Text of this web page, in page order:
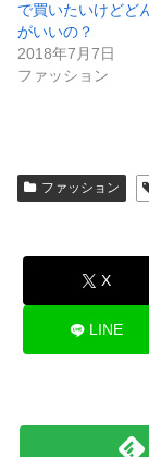
で買いたいけどど
がいいの？
2018年7月7日
ファッション
ファッション
X
LINE